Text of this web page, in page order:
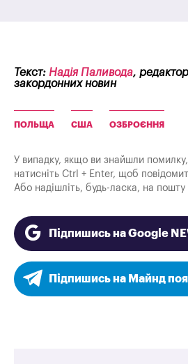
Текст: Надія Паливода,
закордонних новин
ПОЛЬЩА США ОЗБРОЄННЯ
У випадку, якщо ви знайшли помилку,
натисніть Ctrl + Enter, щоб
Або надішліть, будь-ласка, на пошту
Підпишись на Google
Підпишись на Майнд